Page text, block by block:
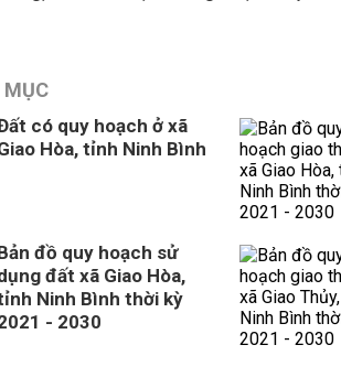
MỤC
có quy hoạch ở xã
Hòa, tỉnh Ninh Bình
đồ quy hoạch sử
đất xã Giao Hòa,
Ninh Bình thời kỳ
- 2030